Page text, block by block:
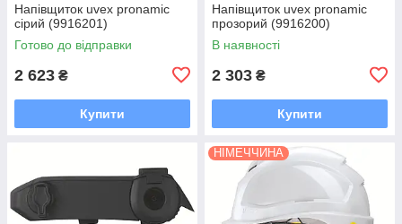
Напівщиток uvex pronamic
сірий (9916201)
Готово до відправки
2 623 ₴
Купити
Напівщиток uvex pronamic
прозорий (9916200)
В наявності
2 303 ₴
Купити
НІМЕЧЧИНА